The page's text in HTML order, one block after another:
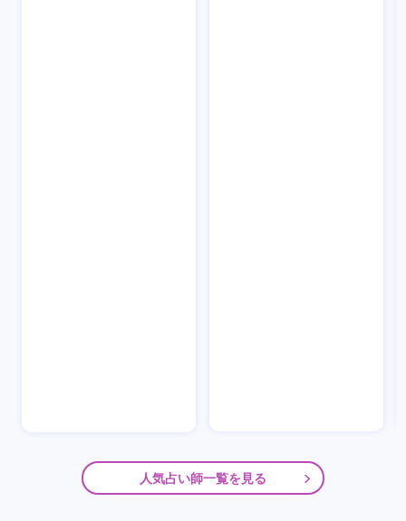
人気占い師一覧を見る